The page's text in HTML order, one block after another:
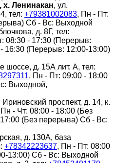
х. Ленинакан, ул.
тел: +79381002083, Пн - Пт:
Сб - Вс: Выходной
д. 8Г, тел:
08:30 - 17:30 (Перерыв:
16:30 (Перерыв: 12:00-13:00)
шоссе, д. 15А лит. А, тел:
, Пн - Пт: 09:00 - 18:00
Выходной,
Ириновский проспект, д. 14, к.
Пн - Чт: 08:00 - 18:00 (Без
(Без перерыва) Сб - Вс:
д. 130А, база
+78342223637, Пн - Пт: 08:00
13:00) Сб - Вс: Выходной